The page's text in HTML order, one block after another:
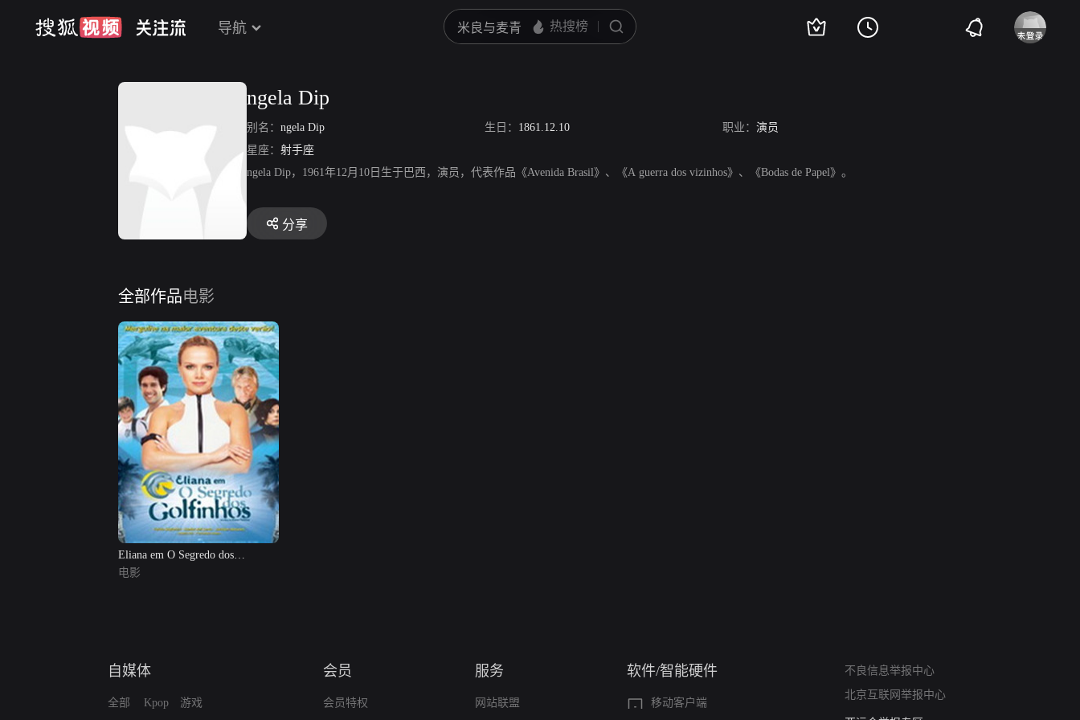
导航
ngela Dip
别名： ngela Dip 生日： 1861.12.10 职业： 演员
星座： 射手座
ngela Dip，1961年12月10日生于巴西，演员，代表作品《Avenida Brasil》、《A guerra dos vizinhos》、《Bodas de Papel》。
分享
全部作品电影
Eliana em O Segredo dos
Golfinhos
电影
自媒体
全部 Kpop 游戏
会员
会员特权
服务
网站联盟
软件/智能硬件
移动客户端
不良信息举报中心
北京互联网举报中心
算法推荐专项举报